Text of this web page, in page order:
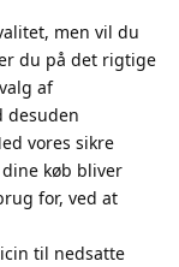
men vil du
du på det rigtige
af
desuden
vores sikre
køb bliver
for, ved at
til nedsatte